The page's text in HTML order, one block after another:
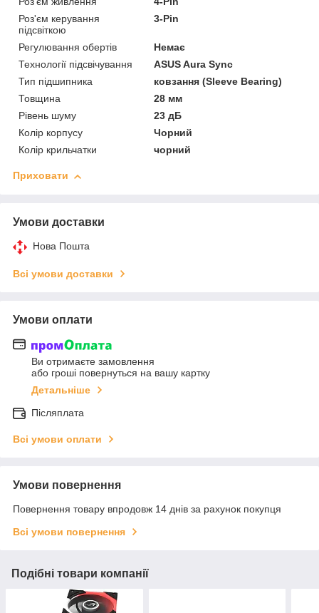
Роз'єм керування
підсвіткою
3-Pin
Регулювання обертів
Немає
Технології підсвічування
ASUS Aura Sync
Тип підшипника
ковзання (Sleeve Bearing)
Товщина
28 мм
Рівень шуму
23 дБ
Колір корпусу
Чорний
Колір крильчатки
чорний
Приховати
Умови доставки
Нова Пошта
Всі умови доставки
Умови оплати
Ви отримаєте замовлення
або гроші повернуться на вашу картку
Детальніше
Післяплата
Всі умови оплати
Умови повернення
Повернення товару впродовж 14 днів за рахунок покупця
Всі умови повернення
Подібні товари компанії